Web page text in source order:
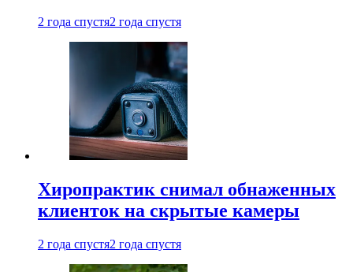
2 года спустя2 года спустя
Хиропрактик снимал обнаженных
клиенток на скрытые камеры
2 года спустя2 года спустя